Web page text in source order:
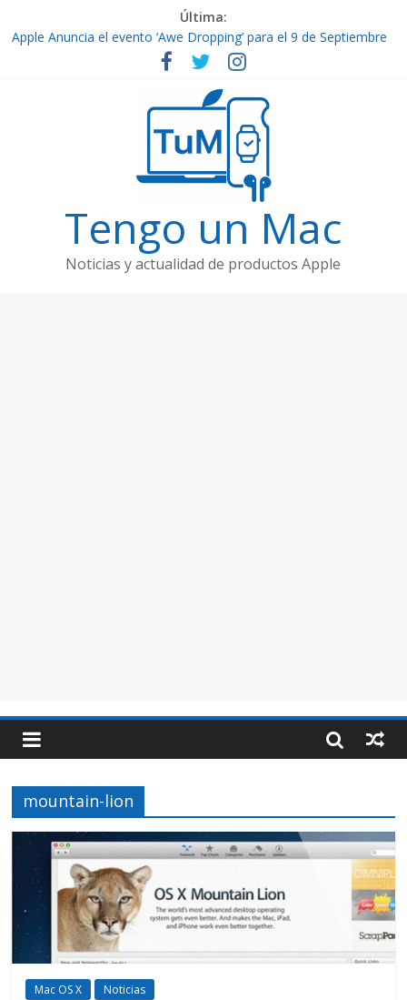
Última:
Apple Anuncia el evento ‘Awe Dropping’ para el 9 de Septiembre
Por fin ya están aquí los nuevos iPhone 17
Contenido de Apple TV+: Temporada 5 de ‘Slow Horses’ y
Nuevos Estrenos en Septiembre
El Ultra-Delgado iPhone 17 Air
Filtraciones de Hardware Futuro: Vision Pro 2, AirPods Pro 3 y
Tengo un Mac
Noticias y actualidad de productos Apple
mountain-lion
Mac OS X Noticias